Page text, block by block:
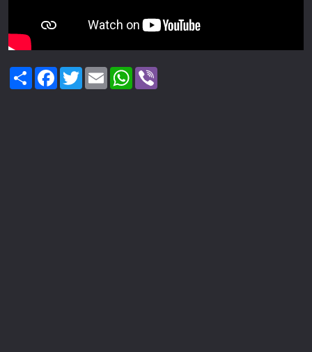
ShareFacebook
TwitterEmail WhatsApp